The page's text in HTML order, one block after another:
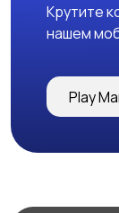
Крутите
нашем
Play